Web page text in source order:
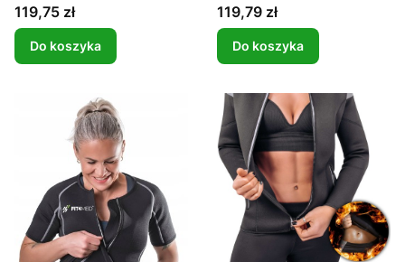
Cena
119,75 zł
Do koszyka
Cena
119,79 zł
Do koszyka